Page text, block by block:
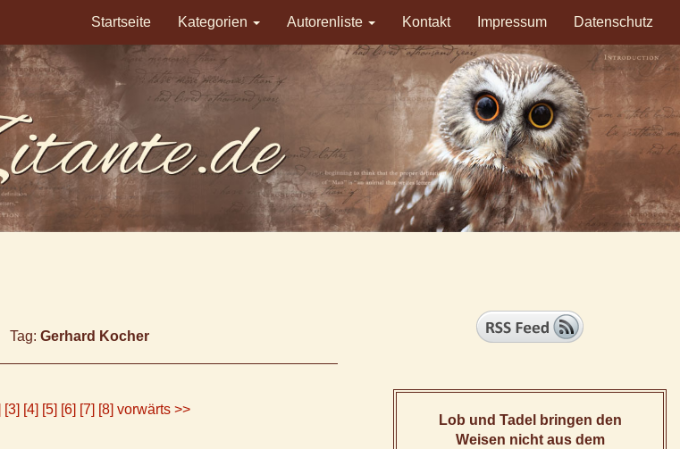
Startseite Kategorien Autorenliste Kontakt Impressum Datenschutz
Tag: Gerhard Kocher
[3] [4] [5] [6] [7] [8] vorwärts >>
Lob und Tadel bringen den
Weisen nicht aus dem